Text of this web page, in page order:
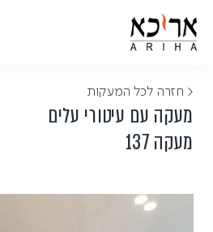
< חזרה לכל המעקות
מעקה עם עיטורי עלים
מעקה 137